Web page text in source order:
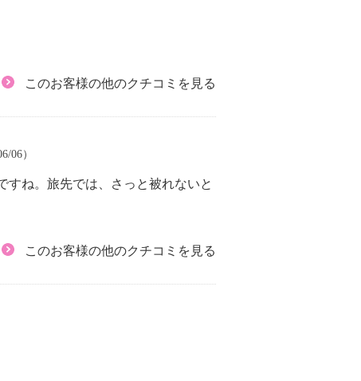
このお客様の他のクチコミを見る
06）
すね。旅先では、さっと被れないと
このお客様の他のクチコミを見る